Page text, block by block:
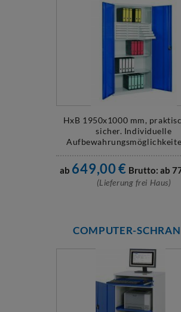
HxB 1950x1000 mm,
sicher. Individuelle
ab 649,00€ Brutto: ab
(Lieferung frei Haus)
COMPUTER-